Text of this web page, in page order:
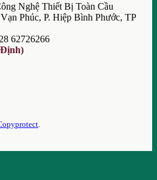
Nghệ Thiết Bị Toàn Cầu
Phúc, P. Hiệp Bình Phước, TP
62726266
Định)